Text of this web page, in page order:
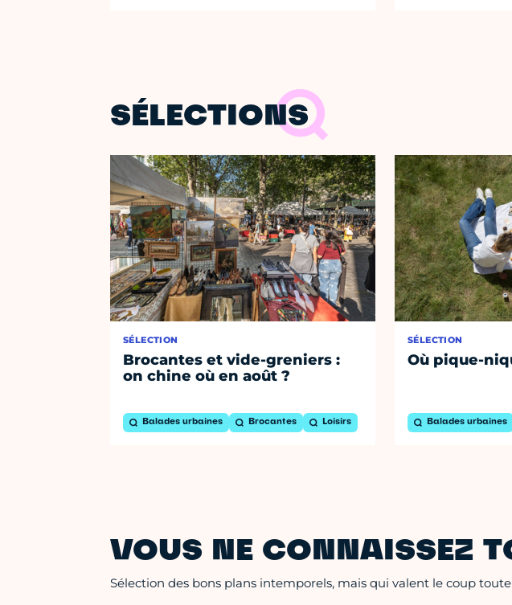
SÉLECTIONS
SÉLECTION
Brocantes et vide-greniers :
on chine où en août ?
Balades urbaines Brocantes Loisirs
SÉLECTION
Où pique-
Balades urbaines
VOUS NE CONNAISSEZ
Sélection des bons plans intemporels, mais qui valent le coup